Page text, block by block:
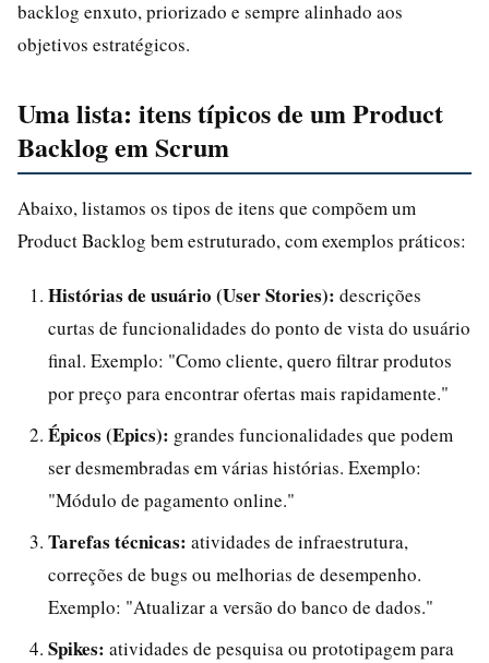
backlog enxuto, priorizado e sempre alinhado aos
objetivos estratégicos.
Uma lista: itens típicos de um Product
Backlog em Scrum
Abaixo, listamos os tipos de itens que compõem um
Product Backlog bem estruturado, com exemplos práticos:
Histórias de usuário (User Stories): descrições
curtas de funcionalidades do ponto de vista do usuário
final. Exemplo: "Como cliente, quero filtrar produtos
por preço para encontrar ofertas mais rapidamente."
Épicos (Epics): grandes funcionalidades que podem
ser desmembradas em várias histórias. Exemplo:
"Módulo de pagamento online."
Tarefas técnicas: atividades de infraestrutura,
correções de bugs ou melhorias de desempenho.
Exemplo: "Atualizar a versão do banco de dados."
Spikes: atividades de pesquisa ou prototipagem para